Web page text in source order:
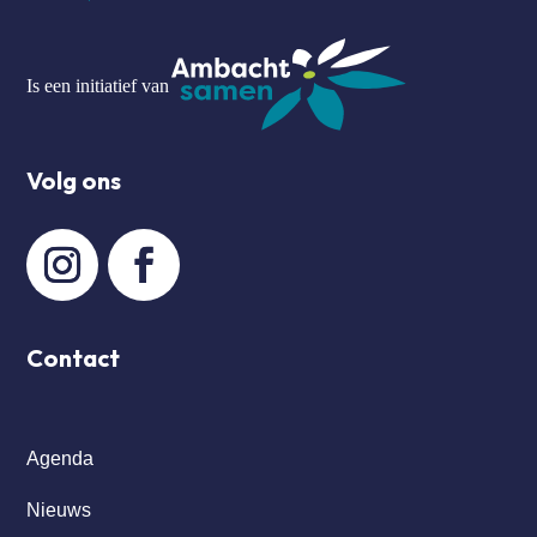
Is een initiatief van
Volg ons
Contact
Agenda
Nieuws